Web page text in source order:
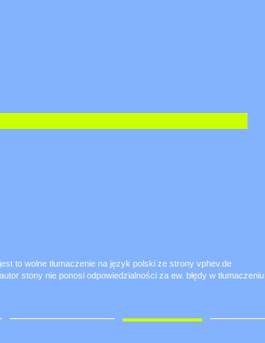
jest to wolne tłumaczenie na język polski ze strony vphev.de
autor stony nie ponosi odpowiedzialności za ew. błędy w tłumaczeniu